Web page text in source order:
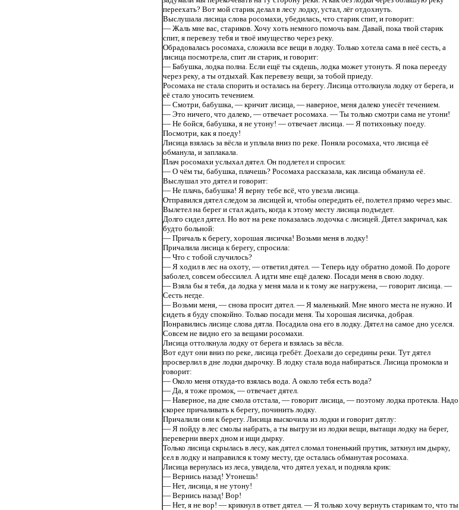
переехать? Вот мой старик делал в лесу лодку, устал, лёг отдохнуть.
Выслушала лисица слова росомахи, убедилась, что старик спит, и говорит:
— Жаль мне вас, стариков. Хочу хоть немного помочь вам. Давай, пока твой старик
спит, я перевезу тебя и твоё имущество через реку.
Обрадовалась росомаха, сложила все вещи в лодку. Только хотела сама в неё сесть, а
лисица посмотрела, спит ли старик, и говорит:
— Бабушка, лодка полна. Если ещё ты сядешь, лодка может утонуть. Я пока перееду
через реку, а ты отдыхай. Как перевезу вещи, за тобой приеду.
Росомаха не стала спорить и осталась на берегу. Лисица оттолкнула лодку от берега, и
её стало уносить течением.
— Смотри, бабушка, — кричит лисица, — наверное, меня далеко унесёт течением.
— Это ничего, что далеко, — отвечает росомаха. — Ты только смотри сама не утони!
— Не бойся, бабушка, я не утону! — отвечает лисица. — Я потихоньку поеду.
Посмотри, как я поеду!
Лисица взялась за вёсла и уплыла вниз по реке. Поняла росомаха, что лисица её
обманула, и заплакала.
Плач росомахи услыхал дятел. Он подлетел и спросил:
— О чём ты, бабушка, плачешь? Росомаха рассказала, как лисица обманула её.
Выслушал это дятел и говорит:
— Не плачь, бабушка! Я верну тебе всё, что увезла лисица.
Отправился дятел следом за лисицей и, чтобы опередить её, полетел прямо через мыс.
Вылетел на берег и стал ждать, когда к этому месту лисица подъедет.
Долго сидел дятел. Но вот на реке показалась лодочка с лисицей. Дятел закричал, как
будто больной:
— Причаль к берегу, хорошая лисичка! Возьми меня в лодку!
Причалила лисица к берегу, спросила:
— Что с тобой случилось?
— Я ходил в лес на охоту, — ответил дятел. — Теперь иду обратно домой. По дороге
заболел, совсем обессилел. А идти мне ещё далеко. Посади меня в свою лодку.
— Взяла бы я тебя, да лодка у меня мала и к тому же нагружена, — говорит лисица. —
Сесть негде.
— Возьми меня, — снова просит дятел. — Я маленький. Мне много места не нужно. И
сидеть я буду спокойно. Только посади меня. Ты хорошая лисичка, добрая.
Понравились лисице слова дятла. Посадила она его в лодку. Дятел на самое дно уселся.
Совсем не видно его за вещами росомахи.
Лисица оттолкнула лодку от берега и взялась за вёсла.
Вот едут они вниз по реке, лисица гребёт. Доехали до середины реки. Тут дятел
просверлил в дне лодки дырочку. В лодку стала вода набираться. Лисица промокла и
говорит:
— Около меня откуда-то взялась вода. А около тебя есть вода?
— Да, я тоже промок, — отвечает дятел.
— Наверное, на дне смола отстала, — говорит лисица, — поэтому лодка протекла. Надо
скорее причаливать к берегу, починить лодку.
Причалили они к берегу. Лисица выскочила из лодки и говорит дятлу:
— Я пойду в лес смолы набрать, а ты выгрузи из лодки вещи, вытащи лодку на берег,
переверни вверх дном и ищи дырку.
Только лисица скрылась в лесу, как дятел сломал тоненький прутик, заткнул им дырку,
сел в лодку и направился к тому месту, где осталась обманутая росомаха.
Лисица вернулась из леса, увидела, что дятел уехал, и подняла крик:
— Вернись назад! Утонешь!
— Нет, лисица, я не утону!
— Вернись назад! Вор!
— Нет, я не вор! — крикнул в ответ дятел. — Я только хочу вернуть старикам то, что ты